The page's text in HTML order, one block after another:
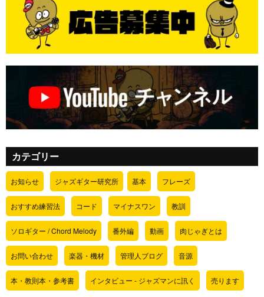
カテゴリー
お知らせ ジャズギター研究所 基本 フレーズ
おすすめ練習法 コード マイナスワン 教訓
ソロギター / Chord Melody 番外編 動画 肉じゃぎとは
お問い合わせ 楽器・機材 管理人ブログ 音源
本・教則本・参考書 インタビュー - ジャズマンに訊く 売ります